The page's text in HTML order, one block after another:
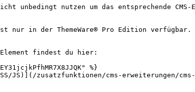
unbedingt nutzen um das entsprechende
nur in der ThemeWare® Pro Edition verfügbar.
Element findest du hier:
%}
JS)](/zusatzfunktionen/cms-erweiterungen/